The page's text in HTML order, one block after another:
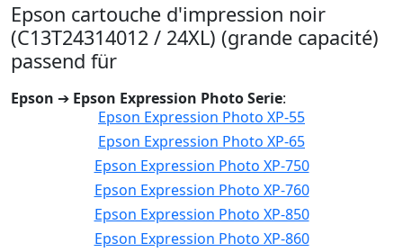
Epson cartouche d'impression noir
(C13T24314012 / 24XL) (grande capacité)
passend für
Epson ➔ Epson Expression Photo Serie:
Epson Expression Photo XP-55
Epson Expression Photo XP-65
Epson Expression Photo XP-750
Epson Expression Photo XP-760
Epson Expression Photo XP-850
Epson Expression Photo XP-860